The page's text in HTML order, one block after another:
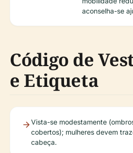
aconselha-se
Código de
e Etiqueta
Vista-se modestamente
cobertos); mulheres devem
cabeça.